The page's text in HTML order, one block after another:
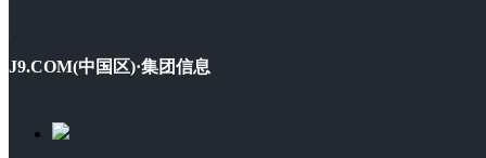
J9.COM(中国区)·集团信息